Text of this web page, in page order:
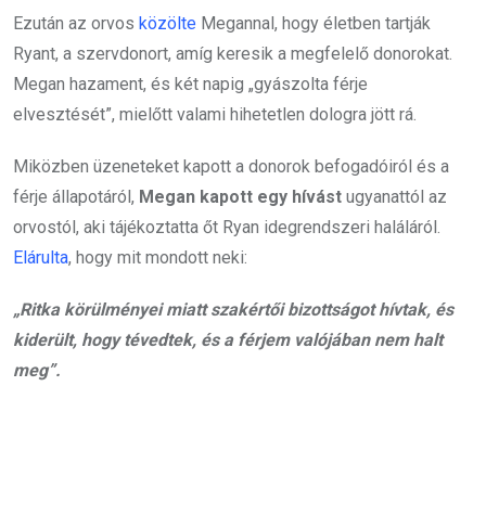
Ezután az orvos közölte Megannal, hogy életben tartják
Ryant, a szervdonort, amíg keresik a megfelelő donorokat.
Megan hazament, és két napig „gyászolta férje
elvesztését”, mielőtt valami hihetetlen dologra jött rá.
Miközben üzeneteket kapott a donorok befogadóiról és a
férje állapotáról, Megan kapott egy hívást ugyanattól az
orvostól, aki tájékoztatta őt Ryan idegrendszeri haláláról.
Elárulta, hogy mit mondott neki:
„Ritka körülményei miatt szakértői bizottságot hívtak, és
kiderült, hogy tévedtek, és a férjem valójában nem halt
meg”.